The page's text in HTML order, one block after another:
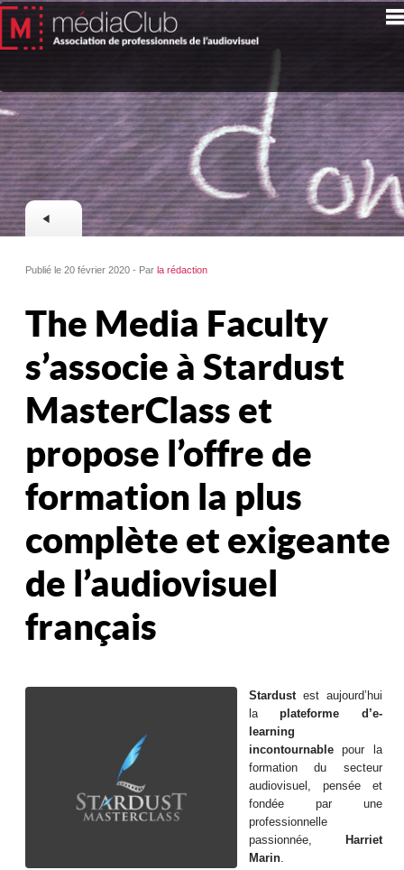
Publié le 20 février 2020 - Parla rédaction
The Media Faculty
s’associe à Stardust
MasterClass et
propose l’offre de
formation la plus
complète et exigeante
de l’audiovisuel
français
Stardustest aujourd’hui
laplateforme d’e-
learning
incontournable pour la
formation du secteur
audiovisuel, pensée et
fondée par une
professionnelle
passionnée,
Harriet
Marin.